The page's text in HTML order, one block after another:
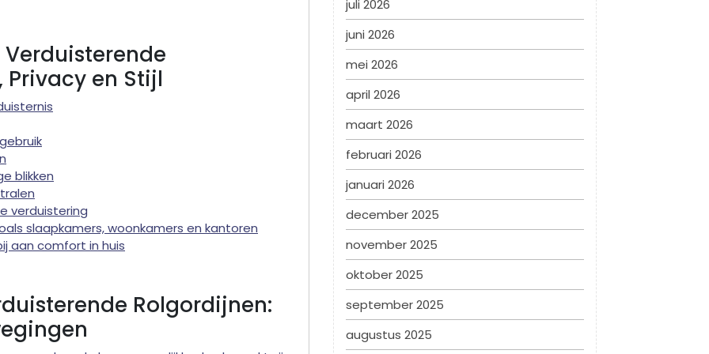
en Stijl
blikken
verduistering
slaapkamers, woonkamers en kantoren
aan comfort in huis
Rolgordijnen:
juli 2026
juni 2026
mei 2026
april 2026
maart 2026
februari 2026
januari 2026
december 2025
november 2025
oktober 2025
september 2025
augustus 2025